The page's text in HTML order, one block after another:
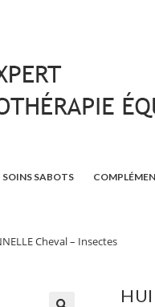
SOINS SABOTS
Cheval – Insectes